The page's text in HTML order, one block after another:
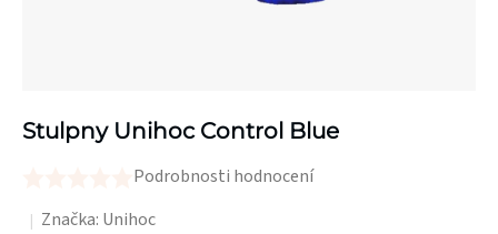
Stulpny Unihoc Control Blue
hodnocení
Podrobnosti hodnocení
Značka: Unihoc